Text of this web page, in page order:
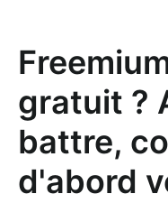
gratuit ?
battre,
d'abord